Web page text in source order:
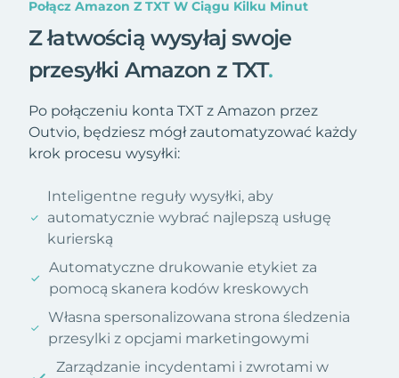
Połącz Amazon Z TXT W Ciągu Kilku Minut
Z łatwością wysyłaj swoje
przesyłki Amazon z TXT.
Po połączeniu konta TXT z Amazon przez
Outvio, będziesz mógł zautomatyzować każdy
krok procesu wysyłki:
Inteligentne reguły wysyłki, aby
automatycznie wybrać najlepszą usługę
kurierską
Automatyczne drukowanie etykiet za
pomocą skanera kodów kreskowych
Własna spersonalizowana strona śledzenia
przesylki z opcjami marketingowymi
Zarządzanie incydentami i zwrotami w